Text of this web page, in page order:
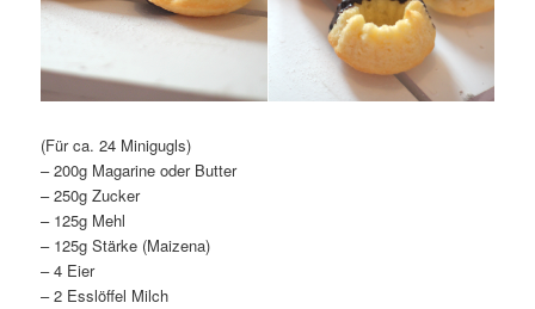
(Für ca. 24 Minigugls)
– 200g Magarine oder Butter
– 250g Zucker
– 125g Mehl
– 125g Stärke (Maizena)
– 4 Eier
– 2 Esslöffel Milch